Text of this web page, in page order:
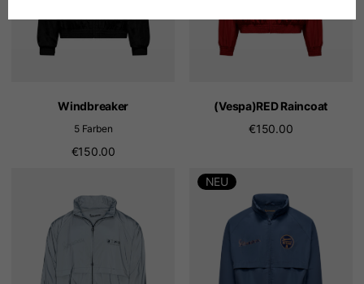
Windbreaker
5 Farben
€150.00
(Vespa)RED Raincoat
€150.00
NEU
Deutsch